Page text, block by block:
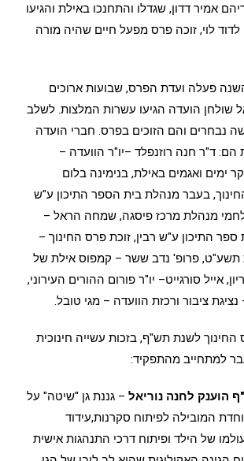
אמיר דדון, שגדלו והתחנכו באילת והגיעו
לדוד לוי, זוכה פרס מפעל חיים שהיה מורה
השנה פעלה ועדת הפרס, שבועות ארוכים
שולחן הועדה הגיעו עשרות המלצות. לשלב
נבחרים והם הזוכים בפרס. חברי הועדה
ד"ר חנה רוזנפלד –יו"ר הוועדה –
ימים ואגמים באילת, בנימינה בלום
בעבר מנהלת בית הספר התיכון ע"ש
מנהלת מרכז פיסגה, שמחה הראל –
התיכון ע"ש רבין, זוכת פרס החינוך –
תשע"ט, פרופ' נדב ששר – קמפוס אילת של
אייל סורגייט– יו"ר פורום ההורים העירוני,
ציבור ורכזת הוועדה – מגי טובל.
החינוך לשנת תש"ף, בזכות עשייה חינוכית
למתחייב מהתפקיד:
הוענק לחנה נוריאל – גננת גן "שיטה" על
המובילה לפיתוח סקרנות,עידוד
של הילד ופיתוח דרכי התנהגות אישית